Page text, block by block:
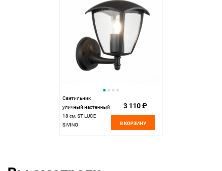
Светильник
уличный настенный
18 см, ST LUCE
SIVINO
3 110 ₽
В КОРЗИНУ